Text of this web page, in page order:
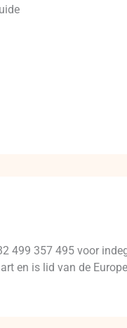
499 357 495 voor
en is lid van de